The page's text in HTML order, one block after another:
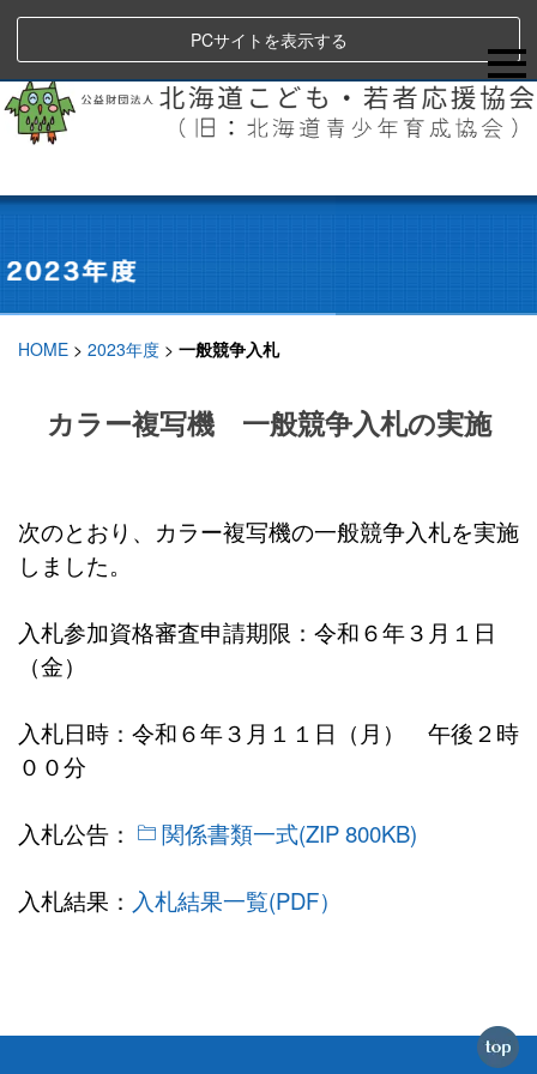
PCサイトを表示する
HOME > 2023年度 > 一般競争入札
カラー複写機 一般競争入札の実施
次のとおり、カラー複写機の一般競争入札を実施
しました。
入札参加資格審査申請期限：令和６年３月１日
（金）
入札日時：令和６年３月１１日（月） 午後２時
００分
入札公告： 関係書類一式(ZIP 800KB)
入札結果： 入札結果一覧(PDF）